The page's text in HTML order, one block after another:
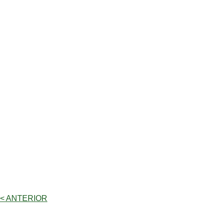
< ANTERIOR